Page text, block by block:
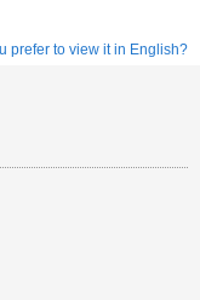
prefer to view it in English?